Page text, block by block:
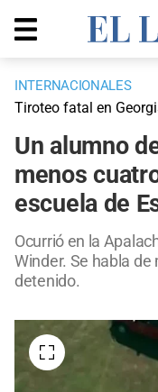
INTERNACIONALES
Tiroteo fatal en
Un alumno
menos
escuela de
Ocurrió en la
Winder. Se habla
detenido.